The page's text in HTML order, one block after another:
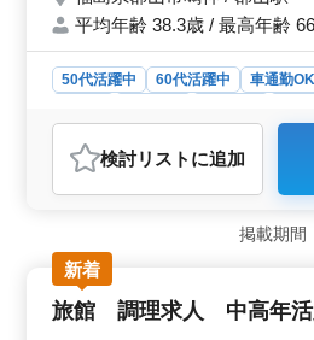
木施工管理技士以
施工管理業務でお
せください♪
平均年齢 38.3歳 / 最高年齢
50代活躍中 60代活躍中 車通勤OK
おすすめポイント
＜施設の魅力＞ 郡山市に位置す
管理人募集です。道路や橋梁、河
い土木施工管理業務に携わること
模のプロジェクトに関わりなが
リアを発展させることができる
すさ＞ 週5〜6日の勤務体制で、
の安定した給与待遇があります。
検討リスト に追加
掲載期
新着
旅館 調理求人 中高年活